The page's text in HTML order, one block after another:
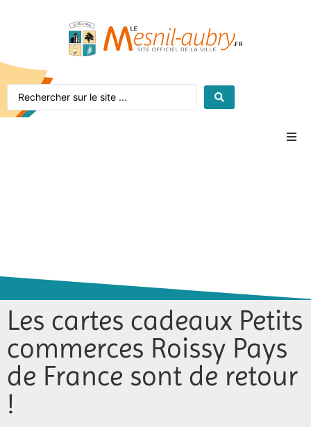
Vie pratique
Jeunesse
Vie associative
Les cartes cadeaux Petits
commerces Roissy Pays
de France sont de retour
!